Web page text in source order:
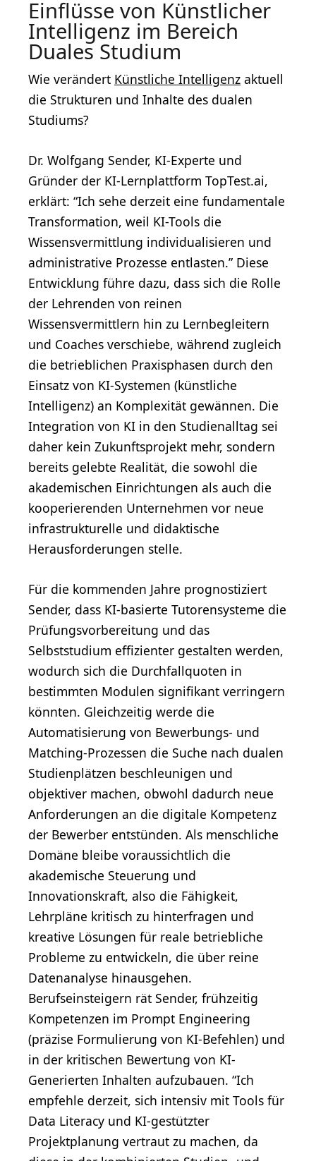
Einflüsse von Künstlicher
Intelligenz im Bereich
Duales Studium
Wie verändert Künstliche Intelligenz aktuell
die Strukturen und Inhalte des dualen
Studiums?
Dr. Wolfgang Sender, KI-Experte und
Gründer der KI-Lernplattform TopTest.ai,
erklärt: “Ich sehe derzeit eine fundamentale
Transformation, weil KI-Tools die
Wissensvermittlung individualisieren und
administrative Prozesse entlasten.” Diese
Entwicklung führe dazu, dass sich die Rolle
der Lehrenden von reinen
Wissensvermittlern hin zu Lernbegleitern
und Coaches verschiebe, während zugleich
die betrieblichen Praxisphasen durch den
Einsatz von KI-Systemen (künstliche
Intelligenz) an Komplexität gewännen. Die
Integration von KI in den Studienalltag sei
daher kein Zukunftsprojekt mehr, sondern
bereits gelebte Realität, die sowohl die
akademischen Einrichtungen als auch die
kooperierenden Unternehmen vor neue
infrastrukturelle und didaktische
Herausforderungen stelle.
Für die kommenden Jahre prognostiziert
Sender, dass KI-basierte Tutorensysteme die
Prüfungsvorbereitung und das
Selbststudium effizienter gestalten werden,
wodurch sich die Durchfallquoten in
bestimmten Modulen signifikant verringern
könnten. Gleichzeitig werde die
Automatisierung von Bewerbungs- und
Matching-Prozessen die Suche nach dualen
Studienplätzen beschleunigen und
objektiver machen, obwohl dadurch neue
Anforderungen an die digitale Kompetenz
der Bewerber entstünden. Als menschliche
Domäne bleibe voraussichtlich die
akademische Steuerung und
Innovationskraft, also die Fähigkeit,
Lehrpläne kritisch zu hinterfragen und
kreative Lösungen für reale betriebliche
Probleme zu entwickeln, die über reine
Datenanalyse hinausgehen.
Berufseinsteigern rät Sender, frühzeitig
Kompetenzen im Prompt Engineering
(präzise Formulierung von KI-Befehlen) und
in der kritischen Bewertung von KI-
Generierten Inhalten aufzubauen. “Ich
empfehle derzeit, sich intensiv mit Tools für
Data Literacy und KI-gestützter
Projektplanung vertraut zu machen, da